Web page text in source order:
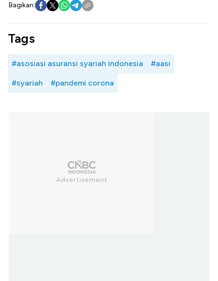
Bagikan:
Tags
#asosiasi asuransi syariah indonesia #aasi
#syariah #pandemi corona